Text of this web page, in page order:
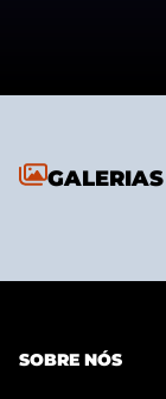
GALERIAS
SOBRE NÓS